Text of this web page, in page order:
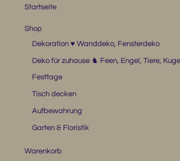
Startseite
Shop
Dekoration ♥ Wanddeko, Fensterdeko
Deko für zuhause ♞ Feen, Engel, Tiere,
Festtage
Tisch decken
Aufbewahrung
Garten & Floristik
Warenkorb